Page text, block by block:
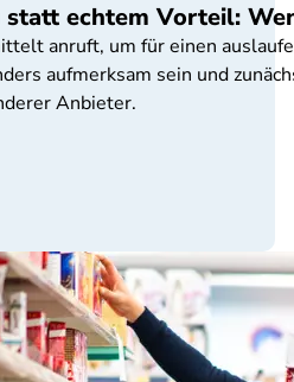
echtem Vorteil:
anruft, um für einen
aufmerksam sein und
Anbieter.